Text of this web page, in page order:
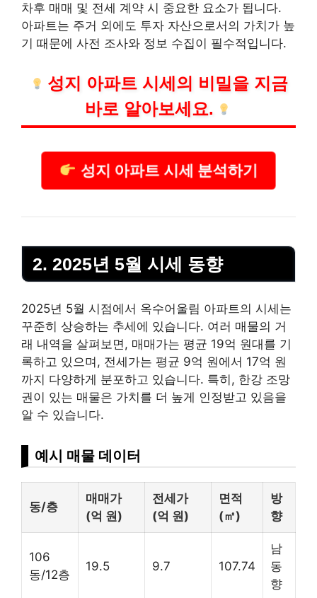
차후 매매 및 전세 계약 시 중요한 요소가 됩니다.
아파트는 주거 외에도 투자 자산으로서의 가치가 높
기 때문에 사전 조사와 정보 수집이 필수적입니다.
성지 아파트 시세의 비밀을 지금
바로 알아보세요.
성지 아파트 시세 분석하기
2. 2025년 5월 시세 동향
2025년 5월 시점에서 옥수어울림 아파트의 시세는
꾸준히 상승하는 추세에 있습니다. 여러 매물의 거
래 내역을 살펴보면, 매매가는 평균 19억 원대를 기
록하고 있으며, 전세가는 평균 9억 원에서 17억 원
까지 다양하게 분포하고 있습니다. 특히, 한강 조망
권이 있는 매물은 가치를 더 높게 인정받고 있음을
알 수 있습니다.
예시 매물 데이터
동/층
매매가
(억 원)
전세가
(억 원)
면적
(㎡)
방
향
106
동/12층
19.5 9.7 107.74
남
동
향